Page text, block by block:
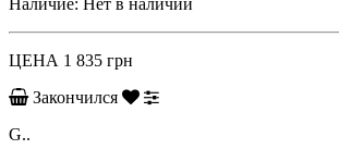
Наличие: Нет в наличии
ЦЕНА 1 835 грн
Закончился
G..